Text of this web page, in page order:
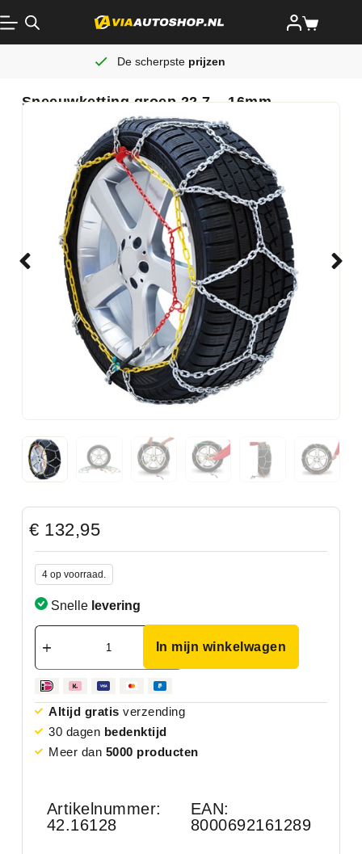
De scherpste prijzen
Sneeuwketting groep 22.7 – 16mm
€ 132,95
4 op voorraad.
Snelle levering
In mijn winkelwagen
Altijd gratis verzending
30 dagen bedenktijd
Meer dan 5000 producten
Artikelnummer:
42.16128
EAN:
8000692161289